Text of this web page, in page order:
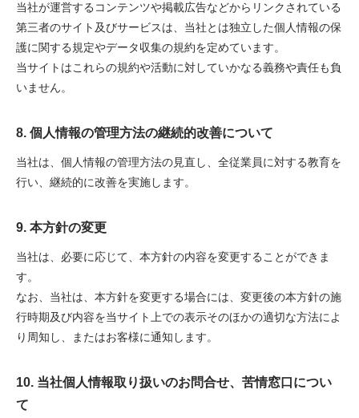
当社が運営するコンテンツや掲載広告などからリンクされている
第三者のサイト及びサービスは、当社とは独立した個人情報の保
護に関する規定やデータ収集の規約を定めています。
当サイトはこれらの規約や活動に対していかなる義務や責任も負
いません。
8. 個人情報の管理方法の継続的改善について
当社は、個人情報の管理方法の見直し、全従業員に対する教育を
行い、継続的に改善を実施します。
9. 本方針の変更
当社は、必要に応じて、本方針の内容を変更することができま
す。
なお、当社は、本方針を変更する場合には、変更後の本方針の施
行時期及び内容を当サイト上での表示そのほかの適切な方法によ
り周知し、またはお客様に通知します。
10. 当社個人情報取り扱いのお問合せ、苦情窓口につい
て